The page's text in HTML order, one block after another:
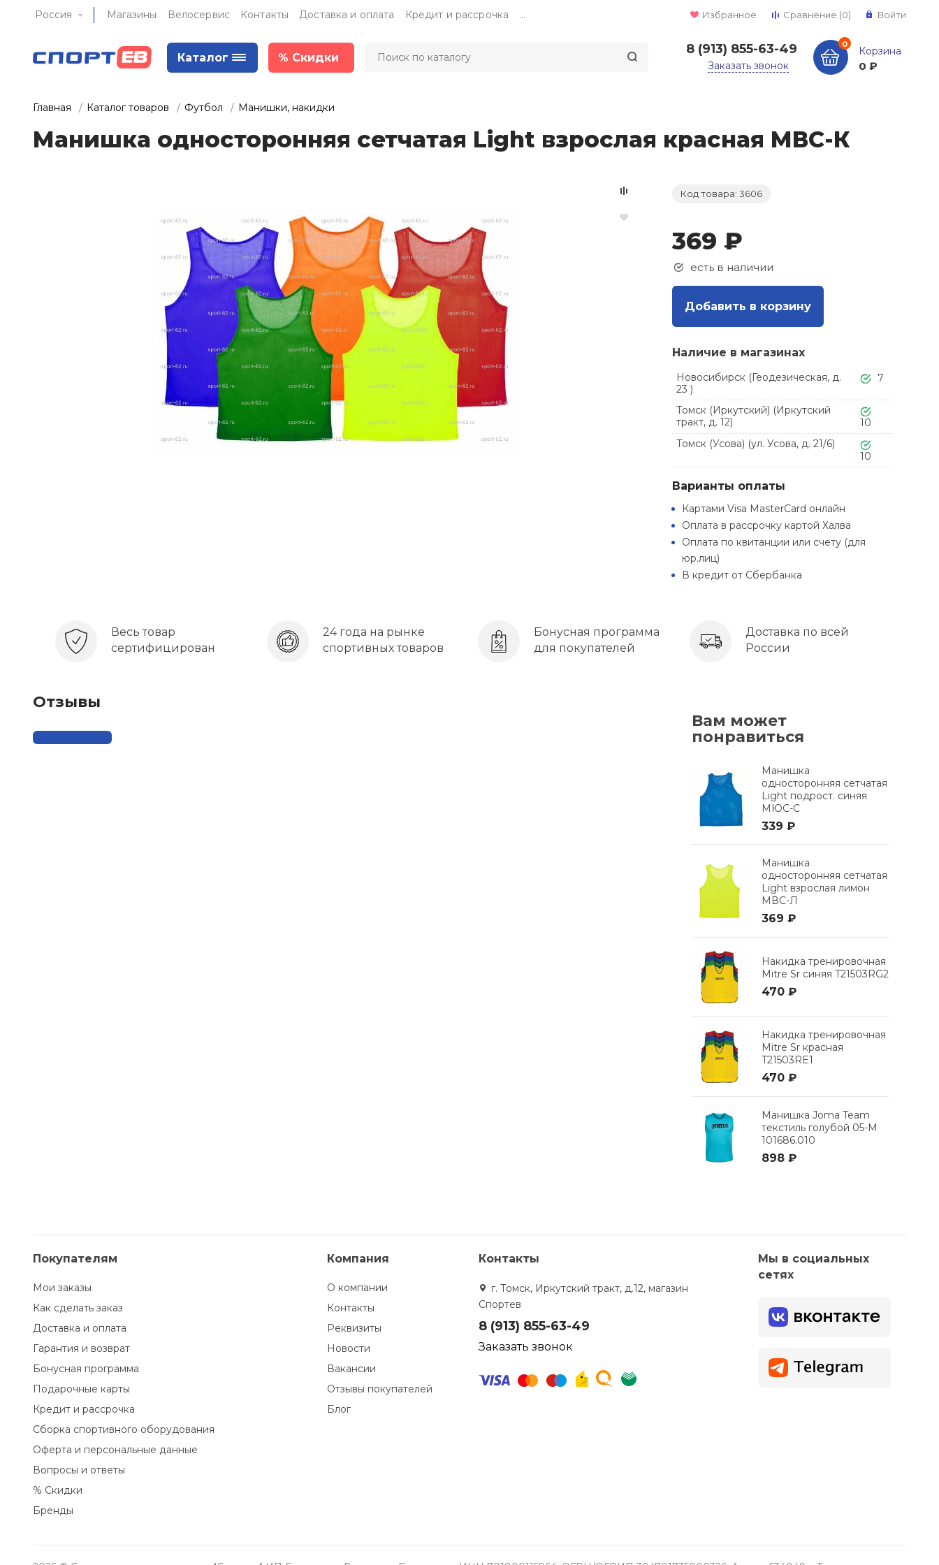
Россия Магазины Велосервис Контакты Доставка и оплата Кредит и рассрочка ... Избранное Сравнение (0) Войти
Каталог % Скидки
8 (913) 855-63-49
Заказать звонок
0
Корзина
0 ₽
Главная Каталог товаров Футбол Манишки, накидки
Манишка односторонняя сетчатая Light взрослая красная МВС-К
Код товара: 3606
369 ₽
есть в наличии
Добавить в корзину
Наличие в магазинах
Новосибирск (Геодезическая, д.
23 )
7
Томск (Иркутский) (Иркутский
тракт, д. 12)
10
Томск (Усова) (ул. Усова, д. 21/6)
10
Варианты оплаты
Картами Visa MasterCard онлайн
Оплата в рассрочку картой Халва
Оплата по квитанции или счету (для
юр.лиц)
В кредит от Сбербанка
Весь товар
сертифицирован
24 года на рынке
спортивных товаров
Бонусная программа
для покупателей
Доставка по всей
России
Отзывы
Вам может
понравиться
Манишка
односторонняя сетчатая
Light подрост. синяя
МЮС-С
339 ₽
Манишка
односторонняя сетчатая
Light взрослая лимон
МВС-Л
369 ₽
Накидка тренировочная
Mitre Sr синяя T21503RG2
470 ₽
Накидка тренировочная
Mitre Sr красная
T21503RE1
470 ₽
Манишка Joma Team
текстиль голубой 05-M
101686.010
898 ₽
Покупателям
Мои заказы
Как сделать заказ
Доставка и оплата
Гарантия и возврат
Бонусная программа
Подарочные карты
Кредит и рассрочка
Сборка спортивного оборудования
Оферта и персональные данные
Вопросы и ответы
% Скидки
Бренды
Компания
О компании
Контакты
Реквизиты
Новости
Вакансии
Отзывы покупателей
Блог
Контакты
г. Томск, Иркутский тракт, д.12, магазин
Спортев
8 (913) 855-63-49
Заказать звонок
Мы в социальных
сетях